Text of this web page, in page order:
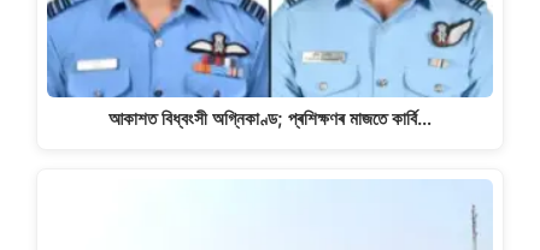
আকাশত বিধ্বংসী অগ্নিকাণ্ড; প্ৰশিক্ষণৰ মাজতে কাৰ্বি…